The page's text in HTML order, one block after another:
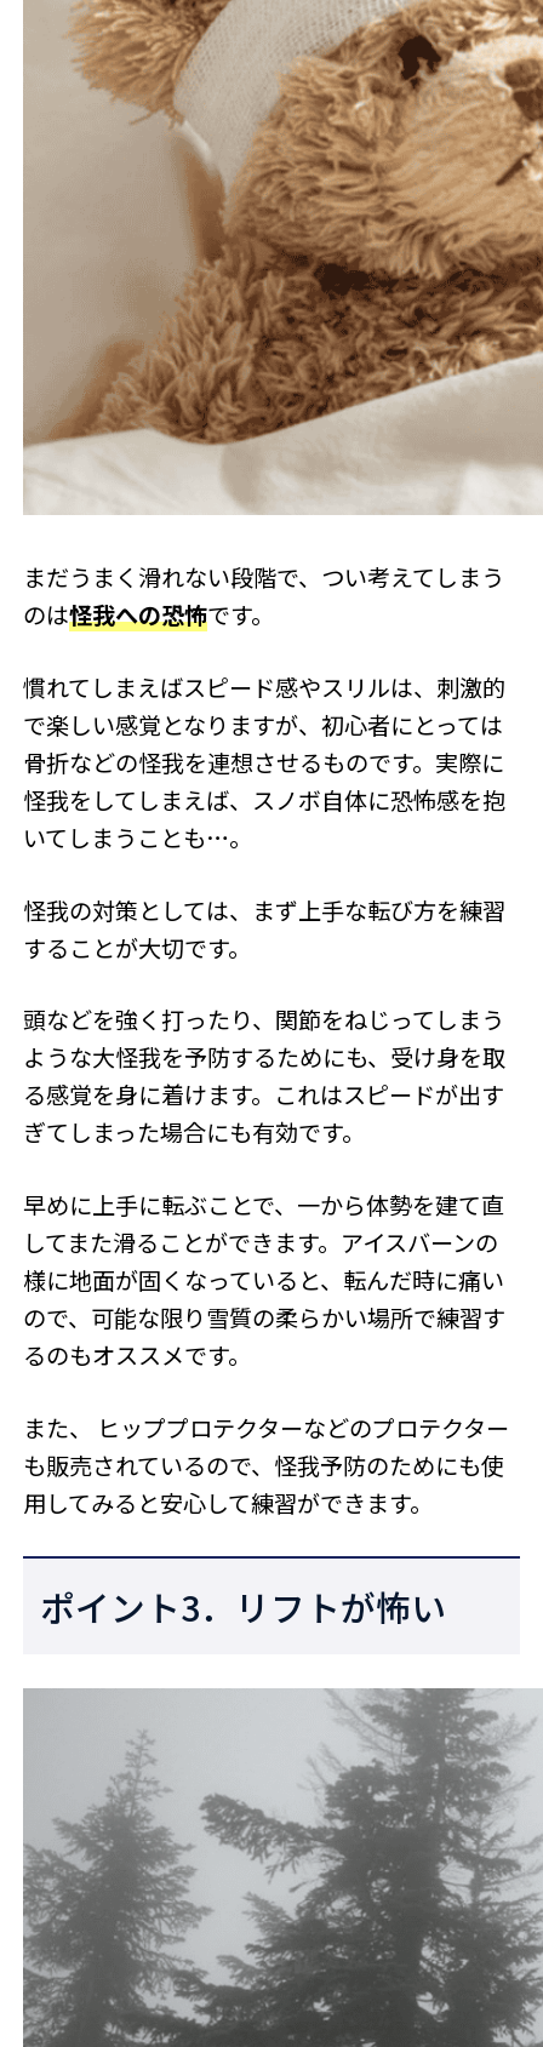
まだうまく滑れない段階で、つい考えてしまう
のは怪我への恐怖です。
慣れてしまえばスピード感やスリルは、刺激的
で楽しい感覚となりますが、初心者にとっては
骨折などの怪我を連想させるものです。実際に
怪我をしてしまえば、スノボ自体に恐怖感を抱
いてしまうことも…。
怪我の対策としては、まず上手な転び方を練習
することが大切です。
頭などを強く打ったり、関節をねじってしまう
ような大怪我を予防するためにも、受け身を取
る感覚を身に着けます。これはスピードが出す
ぎてしまった場合にも有効です。
早めに上手に転ぶことで、一から体勢を建て直
してまた滑ることができます。アイスバーンの
様に地面が固くなっていると、転んだ時に痛い
ので、可能な限り雪質の柔らかい場所で練習す
るのもオススメです。
また、 ヒッププロテクターなどのプロテクター
も販売されているので、怪我予防のためにも使
用してみると安心して練習ができます。
ポイント3．リフトが怖い